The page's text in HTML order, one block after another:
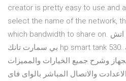
creator is pretty easy to use and
select the name of the network,
which bandwidth to share on. تحميل برنامج تعريف طابعة اتش
بي سمارت تانك hp smart tank 530.طريقة تنزيل سهلة سريعة.
وشرح جميع الخيارات والمميزات